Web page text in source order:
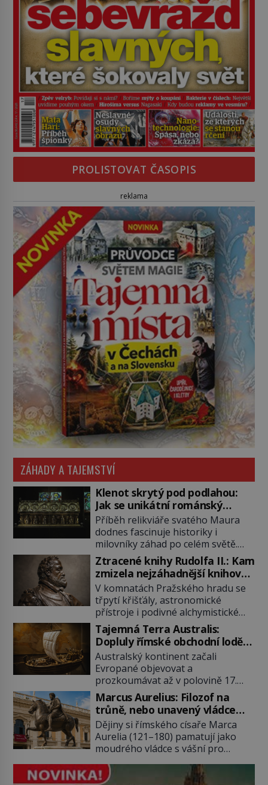
PROLISTOVAT ČASOPIS
reklama
ZÁHADY A TAJEMSTVÍ
Klenot skrytý pod podlahou:
Jak se unikátní románský
poklad dostal do zapadlého
Bečova?
Příběh relikviáře svatého Maura
dodnes fascinuje historiky i
milovníky záhad po celém světě.
Tato románská zlatnická památka
ze 13. století je po českých
korunovačních klenotech druhým
nejcennějším movitým majetkem v
České republice. Přestože byl
klenot v roce 1985 po dramatickém
pátrání kriminalistů úspěšně
nalezen, jeho minulost stále
obestírá hustá mlha. Otázky, jak
přesně se tato […]
Ztracené knihy Rudolfa II.: Kam
zmizela nejzáhadnější knihovna
Evropy?
V komnatách Pražského hradu se
třpytí křišťály, astronomické
přístroje i podivné alchymistické
rukopisy. Císař Rudolf II.
shromažďuje vše, co souvisí s
tajemstvím přírody, hvězd i
lidského poznání. Jenže po jeho
smrti se jeho slavné sbírky začínají
rozpadat a část z nich mizí navždy.
Kdo odnesl nejvzácnější knihy? A
existují ještě někde zapomenuté
rukopisy, které nikdo […]
Tajemná Terra Australis:
Dopluly římské obchodní lodě
až do Austrálie?
Australský kontinent začali
Evropané objevovat a
prozkoumávat až v polovině 17.
století. Existuje však možnost, že
by se o tento vzdálený kontinent
mohly zajímat již evropské
starověké civilizace, a to o 15
století dříve? Již od starověku
kartografové zakreslovali do map
záhadný kontinent Terra Australis
– Jižní zemi. Proč? Do jisté míry to
Marcus Aurelius: Filozof na
trůně, nebo unavený vládce
závislý na opiu?
Dějiny si římského císaře Marca
Aurelia (121–180) pamatují jako
moudrého vládce s vášní pro
vnímat v kontextu jeho postavení i